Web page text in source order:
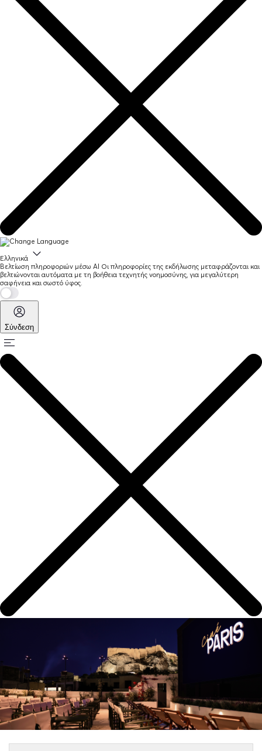
Ελληνικά
Βελτίωση πληροφοριών μέσω AI Οι πληροφορίες της εκδήλωσης μεταφράζονται και
βελτιώνονται αυτόματα με τη βοήθεια τεχνητής νοημοσύνης, για μεγαλύτερη
σαφήνεια και σωστό ύφος.
Σύνδεση